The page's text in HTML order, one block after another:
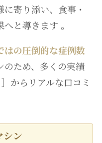
寄り添い、食事・
と導きます 。
はの圧倒的な症例数
のため、多くの実績
］からリアルな口コミ
シン